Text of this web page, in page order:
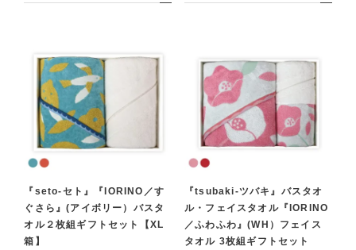
『seto-セト』『IORINO／す
ぐさら』(アイボリー）バスタ
オル２枚組ギフトセット【XL
箱】
『tsubaki-ツバキ』バスタオ
ル・フェイスタオル『IORINO
／ふわふわ』(WH）フェイス
タオル 3枚組ギフトセット